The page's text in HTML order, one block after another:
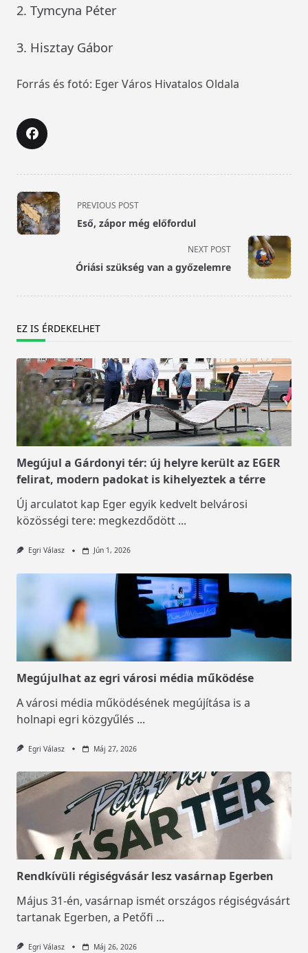
2. Tymcyna Péter
3. Hisztay Gábor
Forrás és fotó: Eger Város Hivatalos Oldala
<span
class="nav-
subtitle
PREVIOUS POST
Eső, zápor még előfordul
NEXT POST
Óriási szükség van a győzelemre
EZ IS ÉRDEKELHET
Megújul a Gárdonyi tér: új helyre került az EGER
felirat, modern padokat is kihelyeztek a térre
Új arculatot kap Eger egyik kedvelt belvárosi
közösségi tere: megkezdődött ...
Egri Válasz Jún 1, 2026
Megújulhat az egri városi média működése
A városi média működésének megújítása is a
holnapi egri közgyűlés ...
Egri Válasz Máj 27, 2026
Rendkívüli régiségvásár lesz vasárnap Egerben
Május 31-én, vasárnap ismét országos régiségvásárt
tartanak Egerben, a Petőfi ...
Egri Válasz Máj 26, 2026